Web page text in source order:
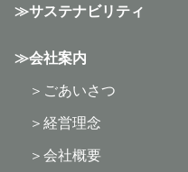
サステナビリティ
会社案内
ごあいさつ
経営理念
会社概要